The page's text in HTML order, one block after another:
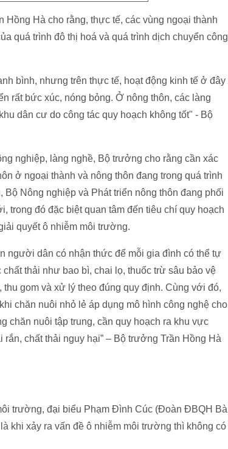
Hà cho rằng, thực tế, các vùng ngoại thành
quá trình đô thị hoá và quá trình dịch chuyển công
bình, nhưng trên thực tế, hoạt động kinh tế ở đây
rất bức xúc, nóng bỏng. Ở nông thôn, các làng
dân cư do công tác quy hoạch không tốt" - Bộ
nghiệp, làng nghề, Bộ trưởng cho rằng cần xác
ở ngoại thành và nông thôn đang trong quá trình
Nông nghiệp và Phát triển nông thôn đang phối
trong đó đặc biệt quan tâm đến tiêu chí quy hoạch
quyết ô nhiễm môi trường.
người dân có nhận thức để mỗi gia đình có thể tự
thải như bao bì, chai lọ, thuốc trừ sâu bảo vệ
gom và xử lý theo đúng quy định. Cùng với đó,
chăn nuôi nhỏ lẻ áp dụng mô hình công nghệ cho
chăn nuôi tập trung, cần quy hoạch ra khu vực
chất thải nguy hại” – Bộ trưởng Trần Hồng Hà
trường, đại biểu Phạm Đình Cúc (Đoàn ĐBQH Bà
khi xảy ra vấn đề ô nhiễm môi trường thì không có